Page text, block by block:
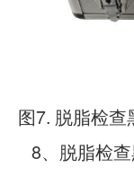
图7. 脱脂检查
8、脱脂检